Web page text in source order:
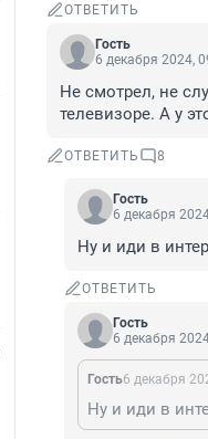
ОТВЕТИТЬ
Гость
6 декабря 2024,
Не смотрел, не
телевизоре. А у
ОТВЕТИТЬ 8
Гость
6 декабря
Ну и иди в
ОТВЕТИТЬ
Гость
6 декабря
Гость6 декабря
Ну и иди в